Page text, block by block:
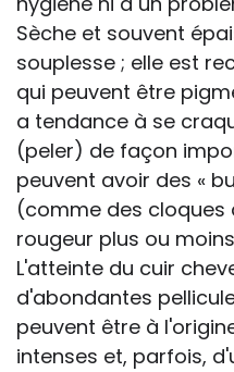
Sèche et souvent
souplesse ; elle est
qui peuvent être
a tendance à se
(peler) de façon
peuvent avoir des «
(comme des cloques
rougeur plus ou
L'atteinte du cuir
d'abondantes
peuvent être à
intenses et, parfois,